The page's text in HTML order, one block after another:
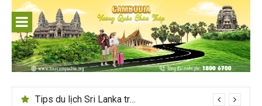
content
Tips du lịch Sri Lanka trọn vẹn cho người mới